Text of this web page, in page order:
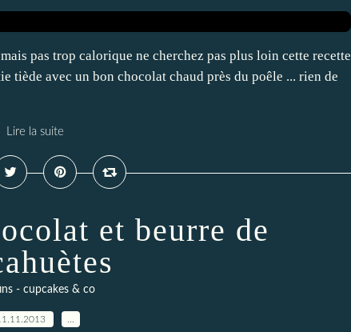
pas trop calorique ne cherchez pas plus loin cette recette
tiède avec un bon chocolat chaud près du poêle ... rien de
Lire la suite
et beurre de
- cupcakes & co